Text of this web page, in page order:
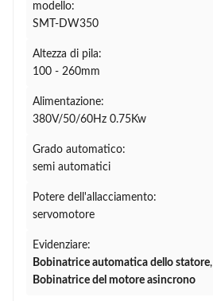
modello:
SMT-DW350
Altezza di pila:
100 - 260mm
Alimentazione:
380V/50/60Hz 0.75Kw
Grado automatico:
semi automatici
Potere dell'allacciamento:
servomotore
Evidenziare:
Bobinatrice automatica dello statore,
Bobinatrice del motore asincrono